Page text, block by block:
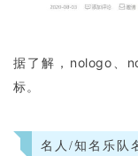
据了解，nologo、
标。
名人/知名乐队